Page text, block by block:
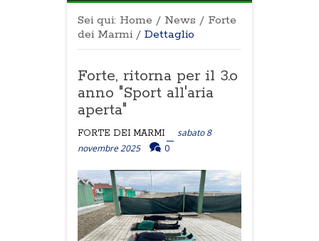
Sei qui: Home / News / Forte
dei Marmi / Dettaglio
Forte, ritorna per il 3.o
anno "Sport all'aria
aperta"
FORTE DEI MARMI
sabato 8
novembre 2025
0